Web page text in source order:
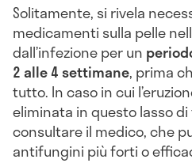
Solitamente, si rivela
medicamenti sulla pelle
dall’infezione per un
2 alle 4 settimane, prima
tutto. In caso in cui
eliminata in questo lasso
consultare il medico, che
antifungini più forti o